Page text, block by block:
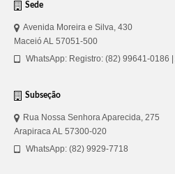
Sede
Avenida Moreira e Silva, 430
Maceió AL 57051-500
WhatsApp: Registro: (82) 99641-0186
Subseção
Rua Nossa Senhora Aparecida, 275
Arapiraca AL 57300-020
WhatsApp: (82) 9929-7718